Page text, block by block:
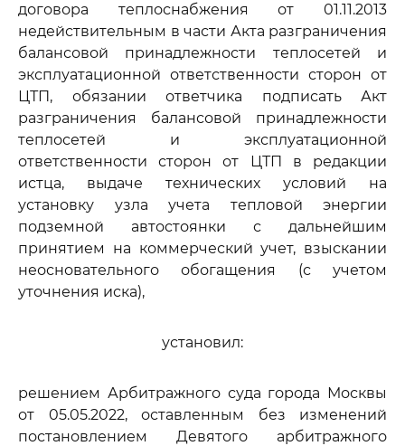
договора теплоснабжения от 01.11.2013
недействительным в части Акта разграничения
балансовой принадлежности теплосетей и
эксплуатационной ответственности сторон от
ЦТП, обязании ответчика подписать Акт
разграничения балансовой принадлежности
теплосетей и эксплуатационной
ответственности сторон от ЦТП в редакции
истца, выдаче технических условий на
установку узла учета тепловой энергии
подземной автостоянки с дальнейшим
принятием на коммерческий учет, взыскании
неосновательного обогащения (с учетом
уточнения иска),
установил:
решением Арбитражного суда города Москвы
от 05.05.2022, оставленным без изменений
постановлением Девятого арбитражного